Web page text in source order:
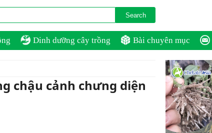
Dinh dưỡng cây trồng Bài chuyên mục
chậu cảnh chưng diện